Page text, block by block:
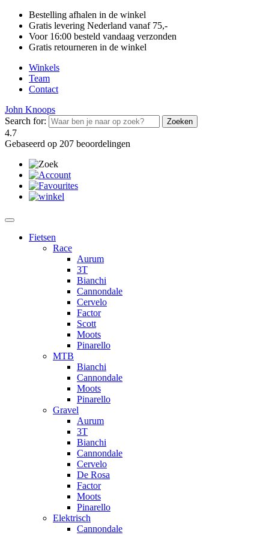
Bestelling afhalen in de winkel
Gratis levering Nederland vanaf 75,-
Voor 16:00 besteld vandaag verzonden
Gratis retourneren in de winkel
Winkels
Team
Contact
John Knoops
Search for:
4.7
Gebaseerd op 207 beoordelingen
Fietsen
Race
Aurum
3T
Bianchi
Cannondale
Cervelo
Factor
Scott
Moots
Pinarello
MTB
Bianchi
Cannondale
Moots
Pinarello
Gravel
Aurum
3T
Bianchi
Cannondale
Cervelo
De Rosa
Factor
Moots
Pinarello
Elektrisch
Cannondale